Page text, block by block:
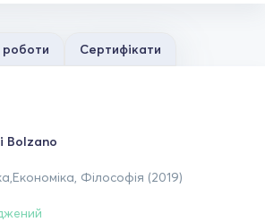
Сертифікати
Bolzano
Філософія (2019)